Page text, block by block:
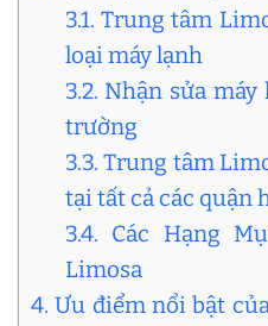
3.1. Trung tâm
loại máy lạnh
3.2. Nhận sửa
trường
3.3. Trung tâm
tại tất cả các quận
3.4. Các Hạng
Limosa
4. Ưu điểm nổi bật